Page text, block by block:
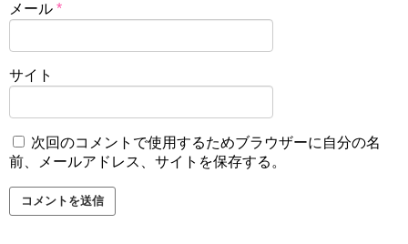
メール *
サイト
次回のコメントで使用するためブラウザーに自分の名
前、メールアドレス、サイトを保存する。